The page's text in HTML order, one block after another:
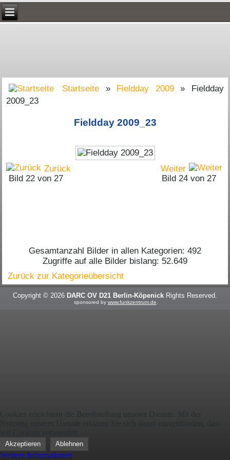
Startseite » Fieldday 2009» Fieldday
2009_23
Fieldday 2009_23
Zurück
Bild 22 von 27
Weiter
Bild 24 von 27
Gesamtanzahl Bilder in allen Kategorien: 492
Zugriffe auf alle Bilder bislang: 52.649
Zurück zur Kategorieübersicht
Copyright © 2026 DARC OV D21 Berlin-Köpenick Rights Reserved.
sponsored by www.funkzentrum.de
Cookies erleichtern die Bereitstellung unserer Dienste. Mit der
Akzeptieren Ablehnen
Weitere Informationen